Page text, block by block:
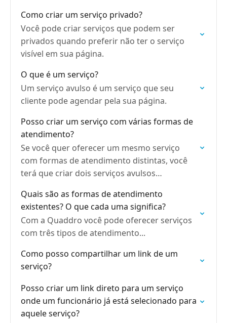
Como criar um serviço privado?
Você pode criar serviços que podem ser
privados quando preferir não ter o serviço
visível em sua página.
O que é um serviço?
Um serviço avulso é um serviço que seu
cliente pode agendar pela sua página.
Posso criar um serviço com várias formas de
atendimento?
Se você quer oferecer um mesmo serviço
com formas de atendimento distintas, você
terá que criar dois serviços avulsos
Quais são as formas de atendimento
existentes? O que cada uma significa?
Com a Quaddro você pode oferecer serviços
com três tipos de atendimento...
Como posso compartilhar um link de um
serviço?
Posso criar um link direto para um serviço
onde um funcionário já está selecionado para
aquele serviço?